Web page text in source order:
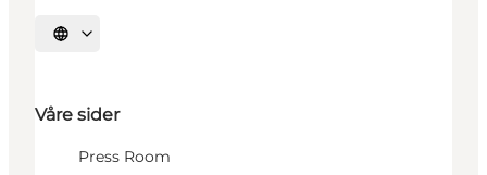
Velg språk
Våre sider
Press Room